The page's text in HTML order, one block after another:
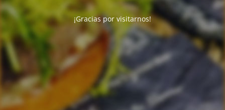
¡Gracias por visitarnos!